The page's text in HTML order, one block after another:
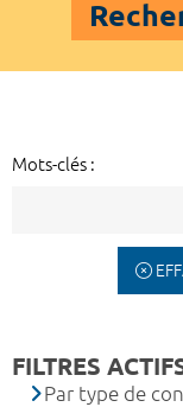
Mots-clés :
FILTRES
Par type de